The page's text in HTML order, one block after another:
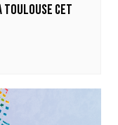
Toulouse cet